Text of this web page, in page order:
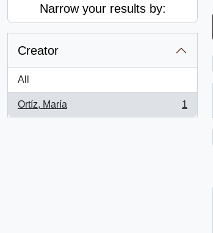
Narrow your results by:
Creator
All
Ortíz, María
, 1 results
1